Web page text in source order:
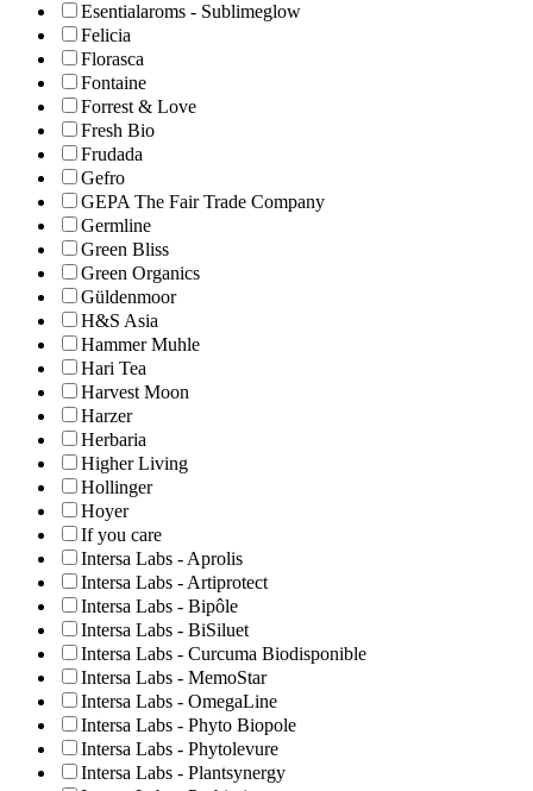
Esentialaroms - Sublimeglow
Felicia
Florasca
Fontaine
Forrest & Love
Fresh Bio
Frudada
Gefro
GEPA The Fair Trade Company
Germline
Green Bliss
Green Organics
Güldenmoor
H&S Asia
Hammer Muhle
Hari Tea
Harvest Moon
Harzer
Herbaria
Higher Living
Hollinger
Hoyer
If you care
Intersa Labs - Aprolis
Intersa Labs - Artiprotect
Intersa Labs - Bipôle
Intersa Labs - BiSiluet
Intersa Labs - Curcuma Biodisponible
Intersa Labs - MemoStar
Intersa Labs - OmegaLine
Intersa Labs - Phyto Biopole
Intersa Labs - Phytolevure
Intersa Labs - Plantsynergy